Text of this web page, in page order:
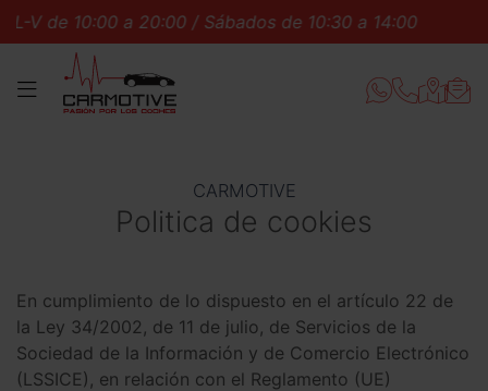
10:00 a 20:00 / Sábados de 10:30 a 14:00
MENÚ
CARMOTIVE
Politica de cookies
En cumplimiento de lo dispuesto en el artículo 22 de
la Ley 34/2002, de 11 de julio, de Servicios de la
Sociedad de la Información y de Comercio Electrónico
(LSSICE), en relación con el Reglamento (UE)